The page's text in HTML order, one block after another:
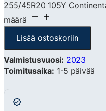
255/45R20 105Y
määrä
Lisää ostoskoriin
Valmistusvuosi: 2023
Toimitusaika: 1-5 päivää